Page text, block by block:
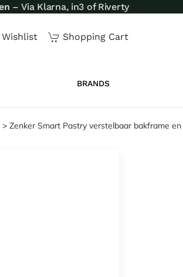
– Via Klarna, in3 of Riverty
Wishlist Shopping Cart
BRANDS
> Zenker Smart Pastry verstelbaar bakframe